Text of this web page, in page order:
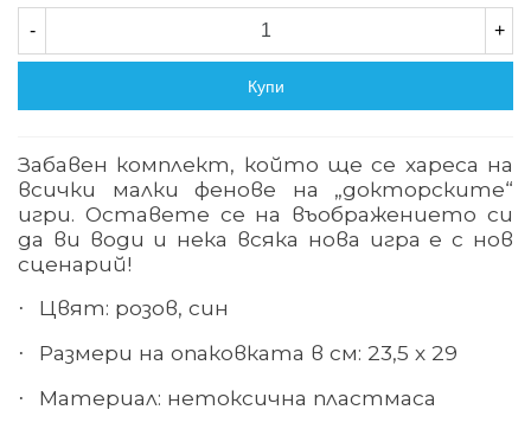
- +
Купи
Забавен комплект, който ще се хареса на
всички малки фенове на „докторските“
игри. Оставете се на въображението си
да ви води и нека всяка нова игра е с нов
сценарий!
· Цвят: розов, син
· Размери на опаковката в см: 23,5 х 29
· Материал: нетоксична пластмаса